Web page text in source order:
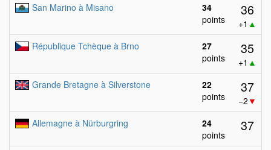
San Marino à Misano
34
points
36
+1 ▲
République Tchèque à Brno
27
points
35
+1 ▲
Grande Bretagne à Silverstone
22
points
37
−2 ▼
Allemagne à Nürburgring
24
points
37